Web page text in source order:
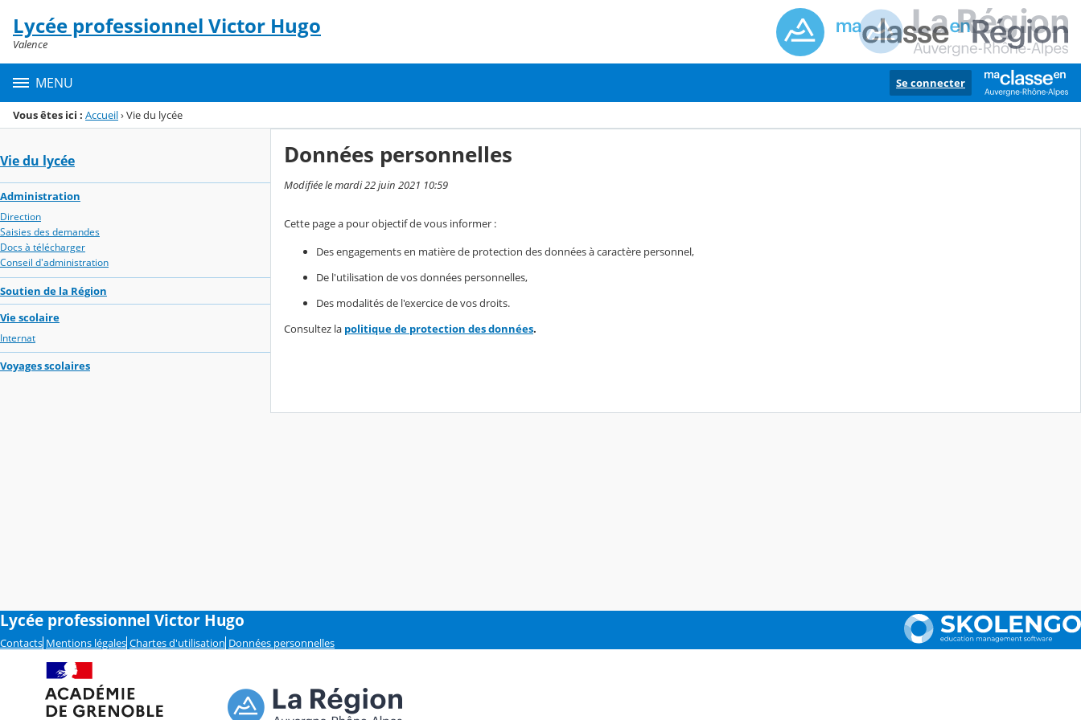
Menu de la rubrique
Contenu
Lycée professionnel Victor Hugo
Valence
MENU Se connecter
Vous êtes ici : Accueil›Vie du lycée
Vie du lycée
Administration
Direction
Saisies des demandes
Docs à télécharger
Conseil d'administration
Soutien de la Région
Vie scolaire
Internat
Voyages scolaires
Données personnelles
Modifiée le mardi 22 juin 2021 10:59
Cette page a pour objectif de vous informer :
Des engagements en matière de protection des données à caractère personnel,
De l'utilisation de vos données personnelles,
Des modalités de l'exercice de vos droits.
Consultez la politique de protection des données.
Lycée professionnel Victor Hugo
Contacts Mentions légales Chartes d'utilisation Données personnelles